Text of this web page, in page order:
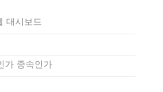
대시보드
가 종속인가